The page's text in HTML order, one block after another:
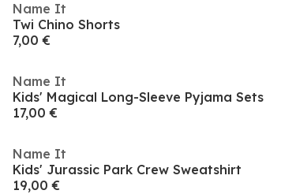
Name It
Twi Chino Shorts
7,00 €
Name It
Kids' Magical Long-Sleeve Pyjama Sets
17,00 €
Name It
Kids' Jurassic Park Crew Sweatshirt
19,00 €